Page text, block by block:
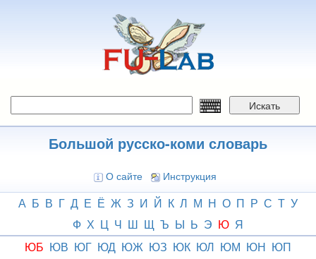
Искать
Большой русско-коми словарь
О сайте Инструкция
А Б В Г Д Е Ё Ж З И Й К Л М Н О П Р С Т У
Ф Х Ц Ч Ш Щ Ъ Ы Ь Э Ю Я
ЮБ ЮВ ЮГ ЮД ЮЖ ЮЗ ЮК ЮЛ ЮМ ЮН ЮП